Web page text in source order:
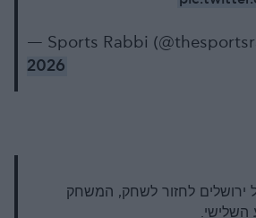
— Sports Rabbi
2026
ירושלים לחזור לשחק, המשחק
השלישי.